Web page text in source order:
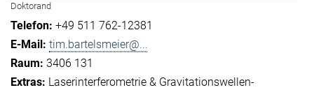
Doktorand
+49 511 762-12381
tim.bartelsmeier@...
3406 131
Laserinterferometrie & Gravitationswellen-